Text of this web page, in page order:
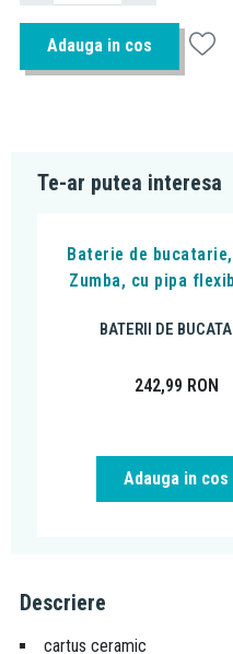
Adauga in cos
Te-ar putea interesa
Baterie de
Zumba, cu pipa
BATERII DE
242,99 RON
Adauga in cos
Descriere
cartus ceramic